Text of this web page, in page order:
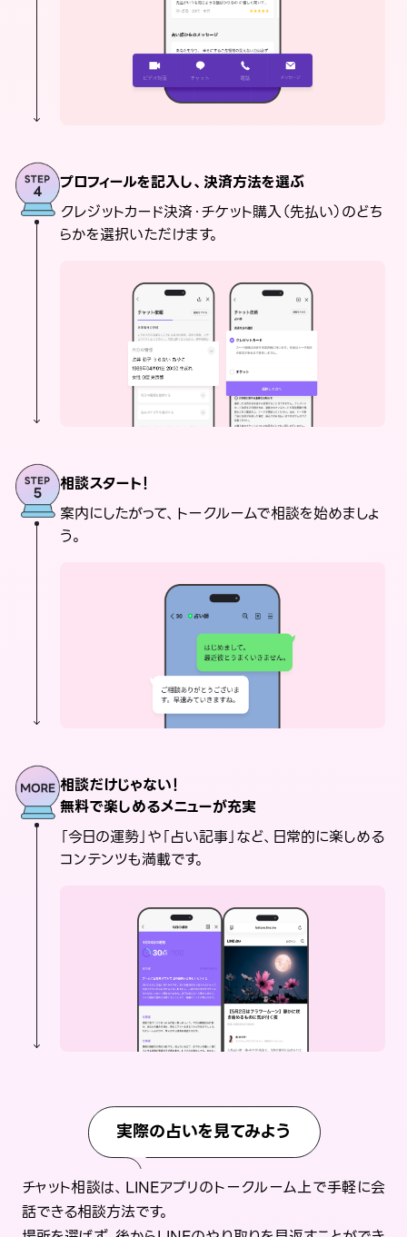
プロフィールを記入し、決済方法を選ぶ
クレジットカード決済・チケット購入（先払い）のどち
らかを選択いただけます。
相談スタート！
案内にしたがって、トークルームで相談を始めましょ
う。
相談だけじゃない！
無料で楽しめるメニューが充実
「今日の運勢」や「占い記事」など、日常的に楽しめる
コンテンツも満載です。
実際の占いを見てみよう
チャット相談は、LINEアプリのトークルーム上で手軽に会
話できる相談方法です。